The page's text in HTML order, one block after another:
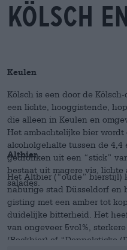
kölsch
Keulen
Kölsch is een door de
een lichte, hooggistende,
die alleen in Keulen en
Het ambachtelijke bier
alcoholgehalte tussen de 4,4
gedronken uit een “stick”
bestaat uit magere vis,
salades.
Altbier
Het Altbier (“oude” bierstijl)
naburige stad Düsseldorf en
gisting met een amber tot
duidelijke bitterheid. Het
van ongeveer 5vol%,
(Bockbier) of “Doppelsticke